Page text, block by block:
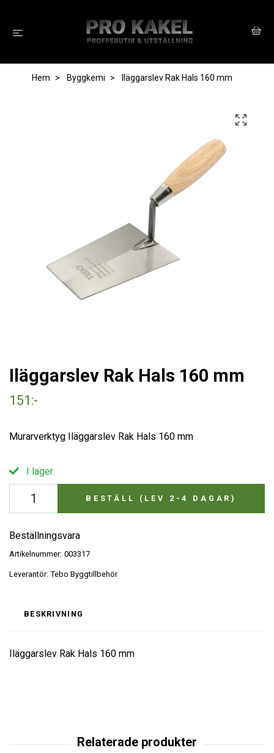
Hem Byggkemi Iläggarslev Rak Hals 160 mm
Iläggarslev Rak Hals 160 mm
151:-
Murarverktyg Iläggarslev Rak Hals 160 mm
I lager.
BESTÄLL (LEV 2-4 DAGAR)
Beställningsvara
Artikelnummer: 003317
Leverantör: Tebo Byggtillbehör
BESKRIVNING
Iläggarslev Rak Hals 160 mm